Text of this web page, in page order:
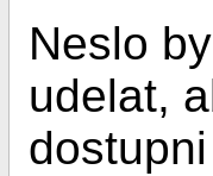
Neslo
udelat,